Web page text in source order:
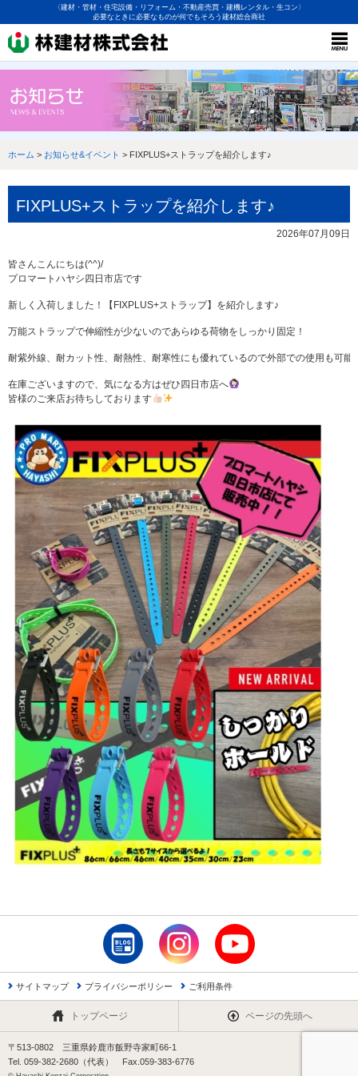
〈建材・管材・住宅設備・リフォーム・不動産売買・建機レンタル・生コン〉
必要なときに必要なものが何でもそろう建材総合商社
ホーム > お知らせ&イベント > FIXPLUS+ストラップを紹介します♪
FIXPLUS+ストラップを紹介します♪
2026年07月09日
皆さんこんにちは(^^)/
プロマートハヤシ四日市店です
新しく入荷しました！【FIXPLUS+ストラップ】を紹介します♪
万能ストラップで伸縮性が少ないのであらゆる荷物をしっかり固定！
耐紫外線、耐カット性、耐熱性、耐寒性にも優れているので外部での使用も可能
在庫ございますので、気になる方はぜひ四日市店へ
皆様のご来店お待ちしております
サイトマップ プライバシーポリシー ご利用条件
トップページ ページの先頭へ
〒513-0802 三重県鈴鹿市飯野寺家町66-1
Tel. 059-382-2680（代表） Fax.059-383-6776